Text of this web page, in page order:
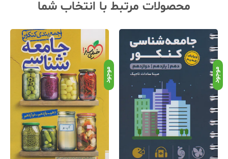
محصولات مرتبط با انتخاب شما
موجود موجود